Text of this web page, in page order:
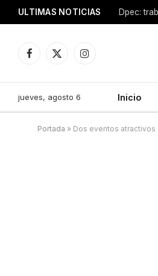
ULTIMAS NOTICIAS Dpec:
Facebook
X
Instagram
jueves, agosto 6 Inicio
Portada » Dos eventos atractivos